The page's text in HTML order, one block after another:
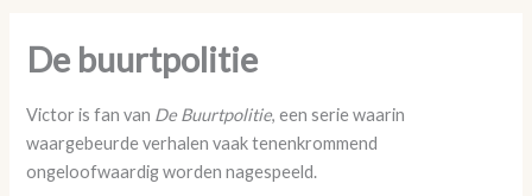
De buurtpolitie
Victor is fan van De Buurtpolitie, een serie waarin
waargebeurde verhalen vaak tenenkrommend
ongeloofwaardig worden nagespeeld.